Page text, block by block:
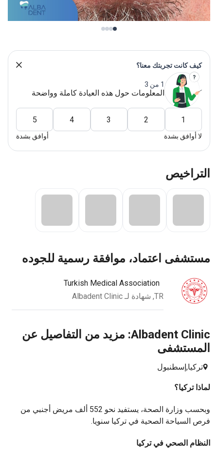
كيف كانت تجربتك معنا؟
1 من 3
المعلومات حول هذه العيادة كاملة وواضحة
1
2
3
4
5
لا أوافق بشدة أوافق بشدة
التراخيص
مستشفى اعتماد، موافقة رسمية للجوده
Turkish Medical Association
TR, شهادة لـ Albadent Clinic
Albadent Clinic: مزيد من التفاصيل عن
المستشفى
تركيا,إسطنبول
لماذا تركيا؟
وبحسب وزارة الصحة، يستفيد نحو 552 ألف مريض أجنبي من
فرص السياحة الصحية في تركيا سنويا.
النظام الصحي في تركيا